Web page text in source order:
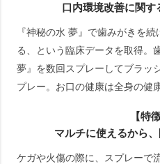
口内環境改善に関
『神秘の水 夢』で歯みがきを
る、という臨床データを取得。
夢』を数回スプレーしてブラッ
プレー。お口の健康は全身の健
【特
マルチに使えるから
ケガや火傷の際に、スプレーで